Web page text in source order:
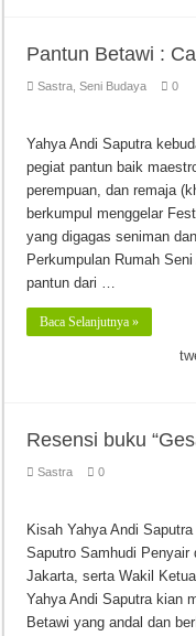
Pantun Betawi :
Sastra ,Seni Budaya 0
Yahya Andi Saputra
pegiat pantun baik
perempuan, dan remaja
berkumpul menggelar
yang digagas seniman
Perkumpulan Rumah
pantun dari …
Baca Selanjutnya »
Resensi buku
Sastra 0
Kisah Yahya Andi
Saputro Samhudi
Jakarta, serta Wakil
Yahya Andi Saputra kian
Betawi yang andal dan